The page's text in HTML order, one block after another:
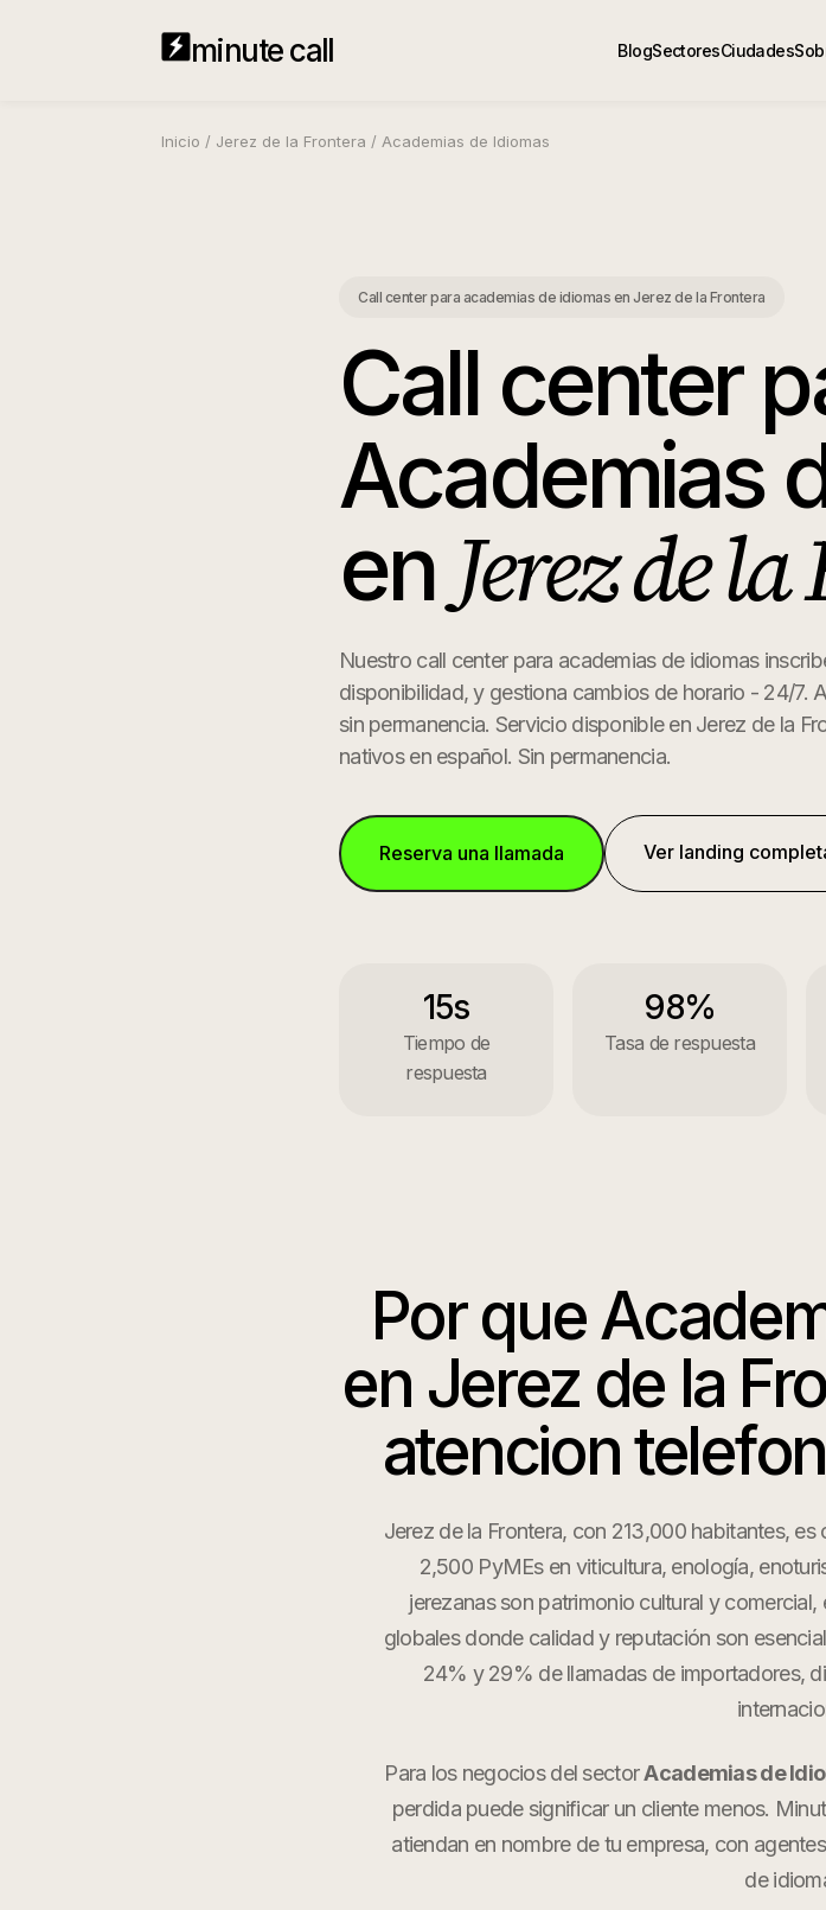
minute call BlogSectoresCiudades
Inicio / Jerez de la Frontera / Academias de Idiomas
Call center para academias de idiomas enJerez de la Frontera
Call center
Academias
enJerez de
Nuestro call center para academias de idiomas
disponibilidad, y gestiona cambios de horario - 24/7.
sin permanencia. Servicio disponible en Jerez de la
nativos en español. Sin permanencia.
Reserva una llamada Ver landing
15s
Tiempo de
respuesta
98%
Tasa de respuesta
Por que
en Jerez de la
atencion
Jerez de la Frontera, con 213,000 habitantes,
2,500 PyMEs en viticultura, enología,
jerezanas son patrimonio cultural y
globales donde calidad y reputación son
24% y 29% de llamadas de importadores,
Para los negocios del sectorAcademias de
perdida puede significar un cliente menos.
atiendan en nombre de tu empresa, con
de